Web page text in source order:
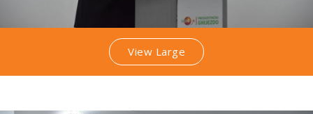
View Large